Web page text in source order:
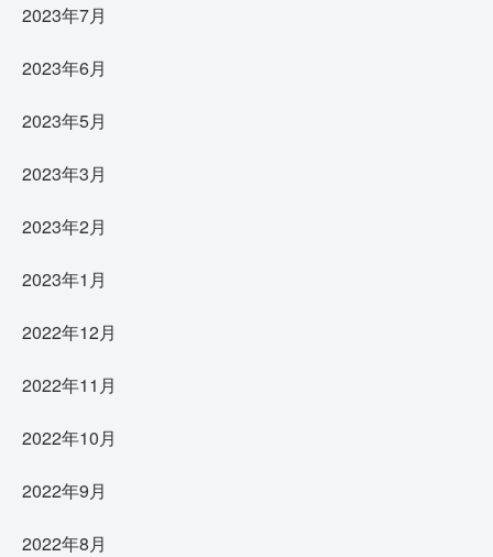
2023年7月
2023年6月
2023年5月
2023年3月
2023年2月
2023年1月
2022年12月
2022年11月
2022年10月
2022年9月
2022年8月